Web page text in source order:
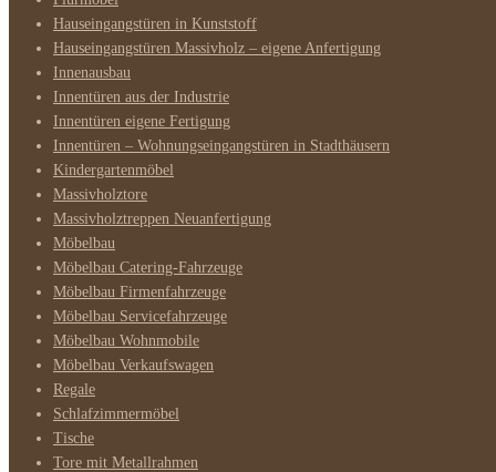
Hauseingangstüren in Kunststoff
Hauseingangstüren Massivholz – eigene Anfertigung
Innenausbau
Innentüren aus der Industrie
Innentüren eigene Fertigung
Innentüren – Wohnungseingangstüren in Stadthäusern
Kindergartenmöbel
Massivholztore
Massivholztreppen Neuanfertigung
Möbelbau
Möbelbau Catering-Fahrzeuge
Möbelbau Firmenfahrzeuge
Möbelbau Servicefahrzeuge
Möbelbau Wohnmobile
Möbelbau Verkaufswagen
Regale
Schlafzimmermöbel
Tische
Tore mit Metallrahmen